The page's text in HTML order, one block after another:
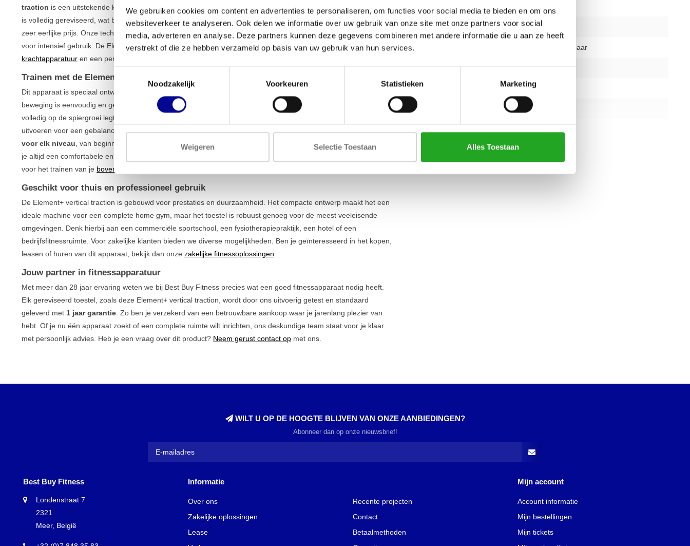
We gebruiken cookies om content en advertenties te personaliseren, om functies voor social media te bieden en om ons
websiteverkeer te analyseren. Ook delen we informatie over uw gebruik van onze site met onze partners voor social
media, adverteren en analyse. Deze partners kunnen deze gegevens combineren met andere informatie die u aan ze heeft
verstrekt of die ze hebben verzameld op basis van uw gebruik van hun services.
Noodzakelijk
Voorkeuren Statistieken Marketing
Weigeren Selectie Toestaan Alles Toestaan
traction is een uitstekende keuze voor zowel de serieuze thuissporter als de commerciële sportschool. Dit model
is volledig gereviseerd, wat betekent dat je kunt rekenen op de betrouwbare kwaliteit van Technogym voor een
zeer eerlijke prijs. Onze technici hebben het apparaat zorgvuldig gecontroleerd en getest, zodat het instapklaar is
voor intensief gebruik. De Element+ vertical traction is een waardevolle toevoeging aan ons brede assortiment
krachtapparatuur en een perfect voorbeeld van de duurzame kwaliteit van
Trainen met de Element+ vertical traction
Dit apparaat is speciaal ontworpen voor het versterken van de brede rugspier (latissimus dorsi) en de armen. De
beweging is eenvoudig en gecontroleerd, waardoor je de oefening technisch correct kunt uitvoeren en de focus
volledig op de spiergroei legt. Dankzij de twee onafhankelijke armen kun je de beweging afwisselend of tegelijk
uitvoeren voor een gebalanceerde training. Het standaard gewichtsblok van 90 kg biedtvoldoende uitdaging
voor elk niveau , van beginner tot gevorderde krachtsporter. De zitting is eenvoudig in hoogte te verstellen, zodat
je altijd een comfortabele en ergonomisch verantwoorde trainingshouding hebt. Bekijk ook ons volledige aanbod
voor het trainen van je bovenlichaam
Geschikt voor thuis en professioneel gebruik
De Element+ vertical traction is gebouwd voor prestaties en duurzaamheid. Het compacte ontwerp maakt het een
ideale machine voor een complete home gym, maar het toestel is robuust genoeg voor de meest veeleisende
omgevingen. Denk hierbij aan een commerciële sportschool, een fysiotherapiepraktijk, een hotel of een
bedrijfsfitnessruimte. Voor zakelijke klanten bieden we diverse mogelijkheden. Ben je geïnteresseerd in het kopen,
leasen of huren van dit apparaat, bekijk dan onze zakelijke fitnessoplossingen
Jouw partner in fitnessapparatuur
Met meer dan 28 jaar ervaring weten we bij Best Buy Fitness precies wat een goed fitnessapparaat nodig heeft.
Elk gereviseerd toestel, zoals deze Element+ vertical traction, wordt door ons uitvoerig getest en standaard
geleverd met 1 jaar garantie . Zo ben je verzekerd van een betrouwbare aankoop waar je jarenlang plezier van
hebt. Of je nu één apparaat zoekt of een complete ruimte wilt inrichten, ons deskundige team staat voor je klaar
met persoonlijk advies. Heb je een vraag over dit product? Neem gerust contact op met ons.
Aantal onderdelen
Garantie 1 jaar
zithoogte instelbaar
Kleur zwart of zilver
Lengte 1245 mm
Breedte 870 mm
alle specificaties
WILT U OP DE HOOGTE BLIJVEN VAN ONZE AANBIEDINGEN?
Abonneer dan op onze nieuwsbrief!
Best Buy Fitness
Londenstraat 7
2321
Meer, België
Informatie
Over ons
Zakelijke oplossingen
Lease
Recente projecten
Contact
Betaalmethoden
Mijn account
Account informatie
Mijn bestellingen
Mijn tickets